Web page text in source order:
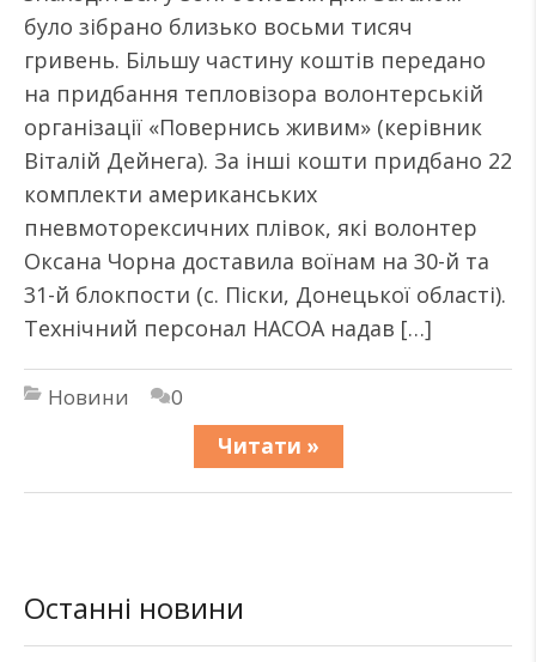
було зібрано близько восьми тисяч
гривень. Більшу частину коштів передано
на придбання тепловізора волонтерській
організації «Повернись живим» (керівник
Віталій Дейнега). За інші кошти придбано 22
комплекти американських
пневмоторексичних плівок, які волонтер
Оксана Чорна доставила воїнам на 30-й та
31-й блокпости (с. Піски, Донецької області).
Технічний персонал НАСОА надав […]
Новини
0
Читати »
Останні новини